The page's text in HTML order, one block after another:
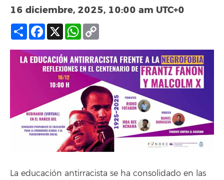
16 diciembre, 2025, 10:00 am UTC+0
Compartir
Facebook
X WhatsApp
La educación antirracista se ha consolidado en las